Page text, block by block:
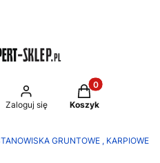
Zaloguj się
Produkty w
Koszyk
GRUNTOWE , KARPIOWE